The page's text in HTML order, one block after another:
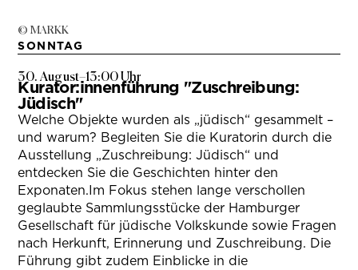
© MARKK
SONNTAG
30. August–13:00 Uhr
Kurator:innenführung "Zuschreibung:
Jüdisch"
Welche Objekte wurden als „jüdisch“ gesammelt –
und warum? Begleiten Sie die Kuratorin durch die
Ausstellung „Zuschreibung: Jüdisch“ und
entdecken Sie die Geschichten hinter den
Exponaten.Im Fokus stehen lange verschollen
geglaubte Sammlungsstücke der Hamburger
Gesellschaft für jüdische Volkskunde sowie Fragen
nach Herkunft, Erinnerung und Zuschreibung. Die
Führung gibt zudem Einblicke in die